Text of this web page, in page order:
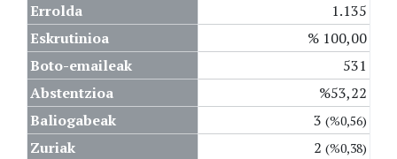
Errolda
1.135
Eskrutinioa
% 100,00
Boto-emaileak
531
Abstentzioa
%53,22
Baliogabeak
3 (%0,56)
Zuriak 2 (%0,38)